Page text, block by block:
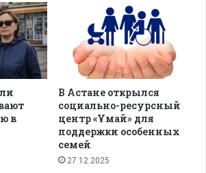
в
В Астане открылся
социально-ресурсный
центр «Ұмай» для
поддержки особенных
семей
27.12.2025